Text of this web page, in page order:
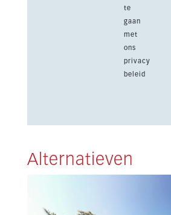
te
gaan
met
ons
privacy
beleid
Alternatieven